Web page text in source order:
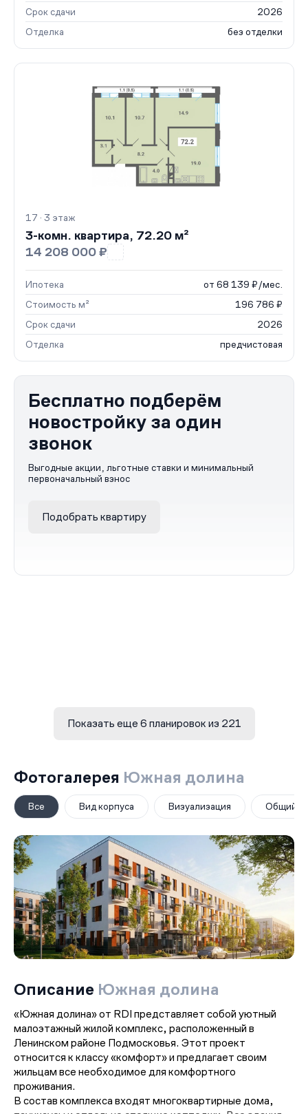
Срок сдачи
2026
Отделка
без отделки
17 · 3 этаж
3-комн. квартира, 72.20 м²
14 208 000 ₽
Ипотека
от 68 139 ₽/мес.
Стоимость м²
196 786 ₽
Срок сдачи
2026
Отделка
предчистовая
Бесплатно подберём
новостройку за один
звонок
Выгодные акции, льготные ставки и минимальный
первоначальный взнос
Подобрать квартиру
Показать еще 6 планировок из 221
Фотогалерея Южная долина
Все Вид корпуса Визуализация Общий
Описание Южная долина
«Южная долина» от RDI представляет собой уютный
малоэтажный жилой комплекс, расположенный в
Ленинском районе Подмосковья. Этот проект
относится к классу «комфорт» и предлагает своим
жильцам все необходимое для комфортного
проживания.
В состав комплекса входят многоквартирные дома,